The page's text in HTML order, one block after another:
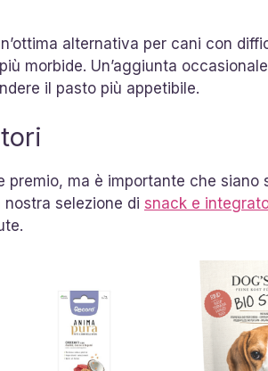
alternativa per cani con
morbide. Un’aggiunta
il pasto più appetibile.
premio, ma è importante che
nostra selezione di snack e